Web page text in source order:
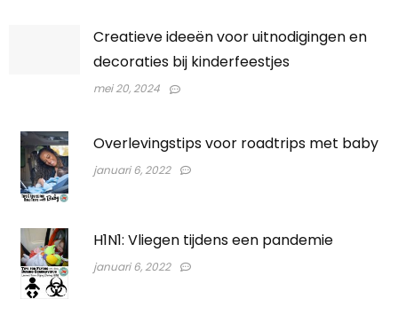
Creatieve ideeën voor uitnodigingen en
decoraties bij kinderfeestjes
mei 20, 2024
Overlevingstips voor roadtrips met baby
januari 6, 2022
H1N1: Vliegen tijdens een pandemie
januari 6, 2022